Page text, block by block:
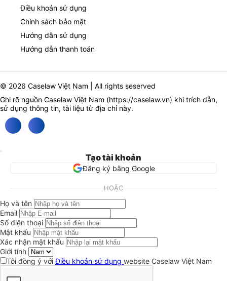
Điều khoản sử dụng
Chính sách bảo mật
Hướng dẫn sử dụng
Hướng dẫn thanh toán
© 2026 Caselaw Việt Nam | All rights seserved
Ghi rõ nguồn Caselaw Việt Nam (https://caselaw.vn) khi trích dẫn,
sử dụng thông tin, tài liệu từ địa chỉ này.
Tạo tài khoản
Đăng ký bằng Google
HOẶC
Họ và tên
Email
Số điện thoại
Mật khẩu
Xác nhận mật khẩu
Giới tính
Tôi đồng ý vớiĐiều khoản sử dụng website Caselaw Việt Nam